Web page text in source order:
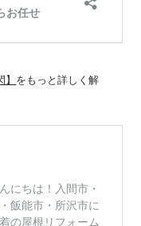
】 をもっと詳しく解